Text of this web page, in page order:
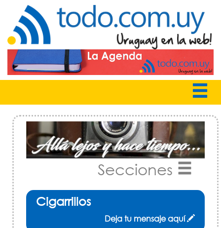
Secciones
Cigarrillos
Deja tu mensaje aquí